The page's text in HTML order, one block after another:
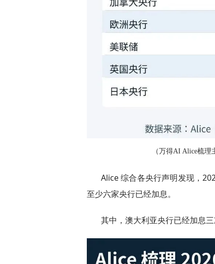
（万得AI Alice梳理
Alice 综合各央行声明发现，
至少六家央行已经加息。
其中，澳大利亚央行已经加息三